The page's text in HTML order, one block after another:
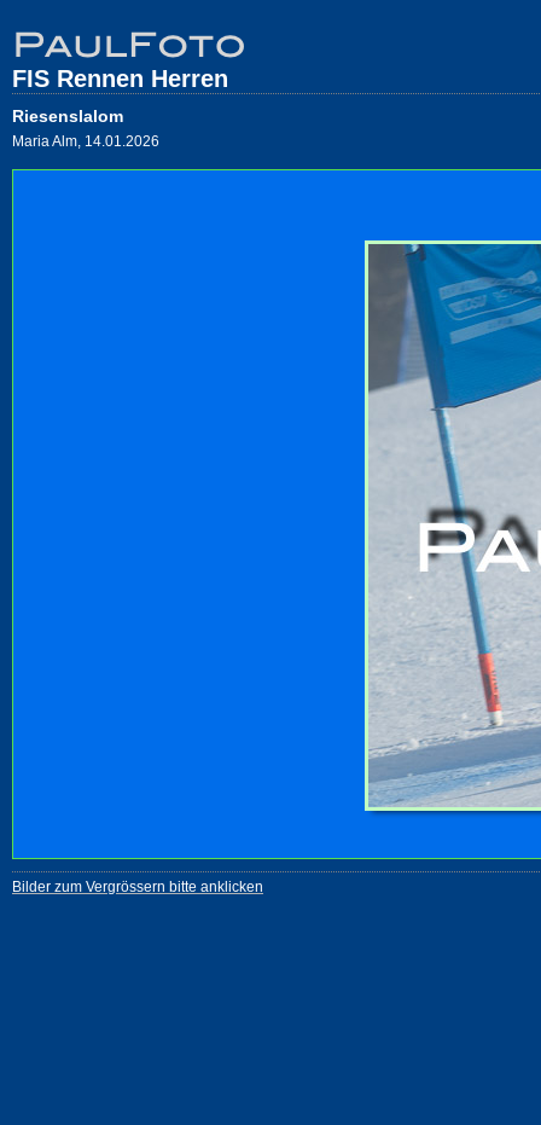
FIS Rennen Herren
Riesenslalom
Maria Alm, 14.01.2026
Bilder zum Vergrössern bitte anklicken